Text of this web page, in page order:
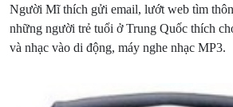
Người Mĩ thích gửi email, lướt web tìm
những người trẻ tuổi ở Trung Quốc thích
và nhạc vào di động, máy nghe nhạc MP3.